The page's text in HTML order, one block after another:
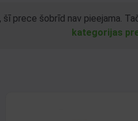
šī prece šobrīd nav pieejama.
kategorijas